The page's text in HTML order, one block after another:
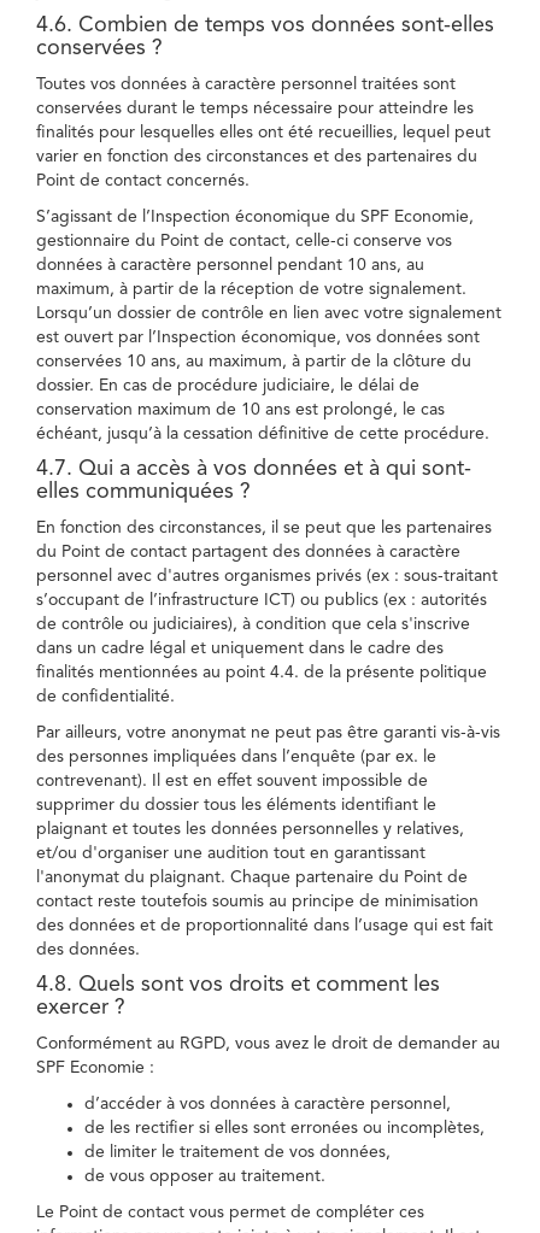
4.6. Combien de temps vos données sont-elles
conservées ?
Toutes vos données à caractère personnel traitées sont
conservées durant le temps nécessaire pour atteindre les
finalités pour lesquelles elles ont été recueillies, lequel peut
varier en fonction des circonstances et des partenaires du
Point de contact concernés.
S’agissant de l’Inspection économique du SPF Economie,
gestionnaire du Point de contact, celle-ci conserve vos
données à caractère personnel pendant 10 ans, au
maximum, à partir de la réception de votre signalement.
Lorsqu’un dossier de contrôle en lien avec votre signalement
est ouvert par l’Inspection économique, vos données sont
conservées 10 ans, au maximum, à partir de la clôture du
dossier. En cas de procédure judiciaire, le délai de
conservation maximum de 10 ans est prolongé, le cas
échéant, jusqu’à la cessation définitive de cette procédure.
4.7. Qui a accès à vos données et à qui sont-
elles communiquées ?
En fonction des circonstances, il se peut que les partenaires
du Point de contact partagent des données à caractère
personnel avec d'autres organismes privés (ex : sous-traitant
s’occupant de l’infrastructure ICT) ou publics (ex : autorités
de contrôle ou judiciaires), à condition que cela s'inscrive
dans un cadre légal et uniquement dans le cadre des
finalités mentionnées au point 4.4. de la présente politique
de confidentialité.
Par ailleurs, votre anonymat ne peut pas être garanti vis-à-vis
des personnes impliquées dans l’enquête (par ex. le
contrevenant). Il est en effet souvent impossible de
supprimer du dossier tous les éléments identifiant le
plaignant et toutes les données personnelles y relatives,
et/ou d'organiser une audition tout en garantissant
l'anonymat du plaignant. Chaque partenaire du Point de
contact reste toutefois soumis au principe de minimisation
des données et de proportionnalité dans l’usage qui est fait
des données.
4.8. Quels sont vos droits et comment les
exercer ?
Conformément au RGPD, vous avez le droit de demander au
SPF Economie :
d’accéder à vos données à caractère personnel,
de les rectifier si elles sont erronées ou incomplètes,
de limiter le traitement de vos données,
de vous opposer au traitement.
Le Point de contact vous permet de compléter ces